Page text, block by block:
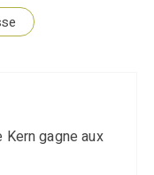
Kern gagne aux